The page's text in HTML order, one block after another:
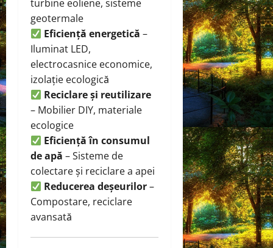
turbine eoliene, sisteme
geotermale
Eficiență energetică –
Iluminat LED,
electrocasnice economice,
izolație ecologică
Reciclare și reutilizare
– Mobilier DIY, materiale
ecologice
Eficiență în consumul
de apă – Sisteme de
colectare și reciclare a apei
Reducerea deșeurilor–
Compostare, reciclare
avansată